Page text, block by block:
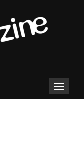
Toggle
navigation